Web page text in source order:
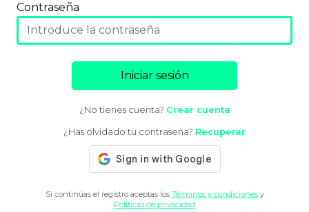
Contraseña
Iniciar sesión
¿No tienes cuenta? Crear cuenta
¿Has olvidado tu contraseña? Recuperar
Si continúas el registro aceptas los Términos y condicionesy
Políticas de privacidad